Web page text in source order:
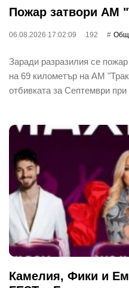
Пожар затвори АМ
06.08.2026 17:02:09 192
Заради разразилия се
на 69 километър на АМ
отбивката за Септември
Камелия, Фики и